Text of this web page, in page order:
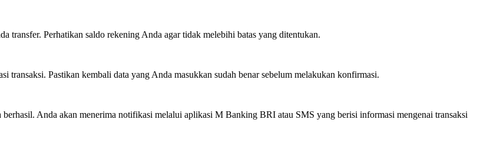
transfer. Perhatikan saldo rekening Anda agar tidak melebihi batas yang ditentukan.
transaksi. Pastikan kembali data yang Anda masukkan sudah benar sebelum melakukan konfirmasi.
Anda akan menerima notifikasi melalui aplikasi M Banking BRI atau SMS yang berisi informasi mengenai transaksi